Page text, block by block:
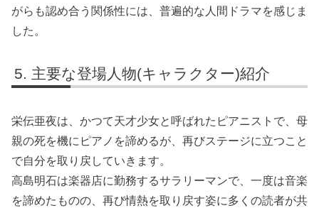
がらも認め合う関係性には、普遍的な人間ドラマを感じま
した。
主要な登場人物(キャラクター)紹介
栄伝亜夜は、かつて天才少女と呼ばれたピアニストで、母
親の死を機にピアノを諦めるが、再びステージに立つこと
で自分を取り戻していきます。
高島明石は楽器店に勤務するサラリーマンで、一度は音楽
を諦めたものの、再び情熱を取り戻す姿に多くの読者が共